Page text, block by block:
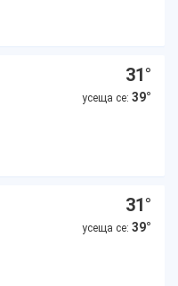
31°
усеща се: 39°
31°
усеща се: 39°